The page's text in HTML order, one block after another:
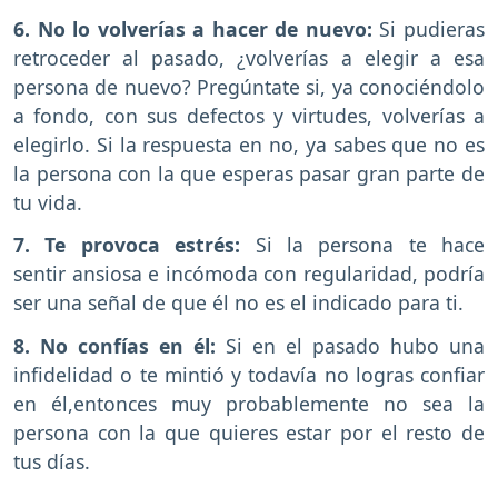
6. No lo volverías a hacer de nuevo: Si pudieras
retroceder al pasado, ¿volverías a elegir a esa
persona de nuevo? Pregúntate si, ya conociéndolo
a fondo, con sus defectos y virtudes, volverías a
elegirlo. Si la respuesta en no, ya sabes que no es
la persona con la que esperas pasar gran parte de
tu vida.
7. Te provoca estrés: Si la persona te hace
sentir ansiosa e incómoda con regularidad, podría
ser una señal de que él no es el indicado para ti.
8. No confías en él: Si en el pasado hubo una
infidelidad o te mintió y todavía no logras confiar
en él,entonces muy probablemente no sea la
persona con la que quieres estar por el resto de
tus días.